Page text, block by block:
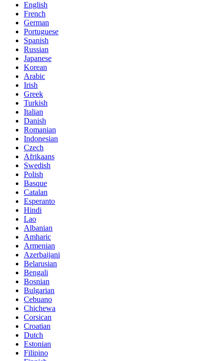
English
French
German
Portuguese
Spanish
Russian
Japanese
Korean
Arabic
Irish
Greek
Turkish
Italian
Danish
Romanian
Indonesian
Czech
Afrikaans
Swedish
Polish
Basque
Catalan
Esperanto
Hindi
Lao
Albanian
Amharic
Armenian
Azerbaijani
Belarusian
Bengali
Bosnian
Bulgarian
Cebuano
Chichewa
Corsican
Croatian
Dutch
Estonian
Filipino